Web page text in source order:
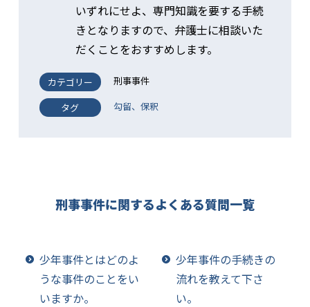
いずれにせよ、専門知識を要する手続
きとなりますので、弁護士に相談いた
だくことをおすすめします。
カテゴリー 刑事事件
タグ 勾留、保釈
刑事事件に関するよくある質問一覧
少年事件とはどのよ
うな事件のことをい
いますか。
少年事件の手続きの
流れを教えて下さ
い。